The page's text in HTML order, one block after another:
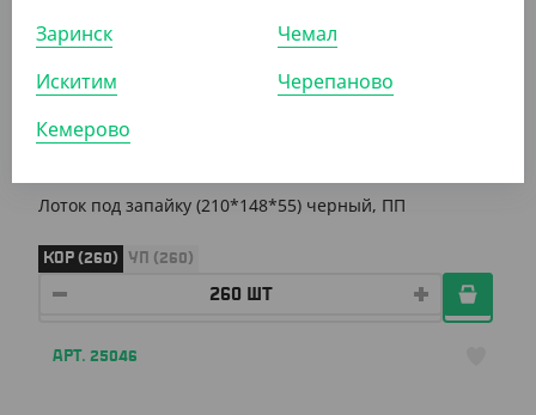
1 851.20 ₽
Лоток под запайку (210*148*55) черный, ПП
КОР (260) УП (260)
АРТ. 25046
Заринск
Искитим
Кемерово
Чемал
Черепаново